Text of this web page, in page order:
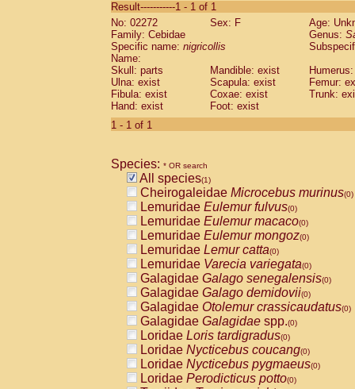
CebidaeSaguinus labiatus(0)
Cebidae Saguinus leucopus (0)
Cebidae
CebidaeSaguinus mystax
Cebidae Saguinus nigricollis (1)
Cebidae Saguinus oedipus
Cebidae Saguinus weddelli
Cebidae Saguinusspp.
Cebidae
CebidaeCebus capucinus
CebidaeCebus nigrivittatus
CebidaeCebus spp.(0)
CebidaeSaimiri boliviensis(0)
CebidaeSaimiri sciureus(0)
AtelidaeAlouatta caraya(0)
AtelidaeAlouatta fusca(0)
AtelidaeAlouatta seniculus(0)
AtelidaeAlouattaspp.(0)
AtelidaeAteles belzebuth(0)
AtelidaeAteles geoffroyi(0)
AtelidaeAteles paniscus(0)
AtelidaeAtelesspp.(0)
AtelidaeLagothrix lagothricha(0)
AtelidaeLagothrix lagothricha cana
PitheciidaeCacajao calvus
Result-----------1 - 1 of 1
No: 02272
Sex: F
Age:
Family: Cebidae
Genus:
Specific name: nigricollis
Name:
Skull: parts
Mandible: exist
Ulna: exist
Scapula: exist
Femur:
Fibula: exist
Coxae: exist
Trunk:
Hand: exist
Foot: exist
1 - 1 of 1
Species: * OR search
All species(1)
Cheirogaleidae Microcebus murinus(0)
Lemuridae Eulemur fulvus(0)
Lemuridae Eulemur macaco(0)
Lemuridae Eulemur mongoz(0)
Lemuridae Lemur catta(0)
Lemuridae Varecia variegata(0)
Galagidae Galago senegalensis(0)
Galagidae Galago demidovii(0)
Galagidae Otolemur crassicaudatus(0)
Galagidae Galagidae spp.(0)
Loridae Loris tardigradus(0)
Loridae Nycticebus coucang(0)
Loridae Nycticebus pygmaeus(0)
Loridae Perodicticus potto(0)